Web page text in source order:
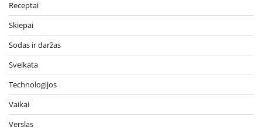
Receptai
Skiepai
Sodas ir daržas
Sveikata
Technologijos
Vaikai
Verslas